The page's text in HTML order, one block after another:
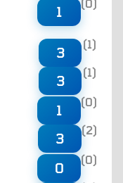
1
(0)
3
(1)
3
(1)
1
(0)
3
(2)
0
(0)